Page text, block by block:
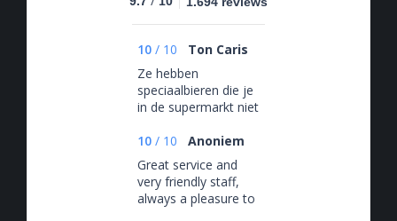
10 / 10
Ton Caris
Ze hebben
speciaalbieren die je
in de supermarkt niet
10 / 10
Anoniem
Great service and
very friendly staff,
always a pleasure to